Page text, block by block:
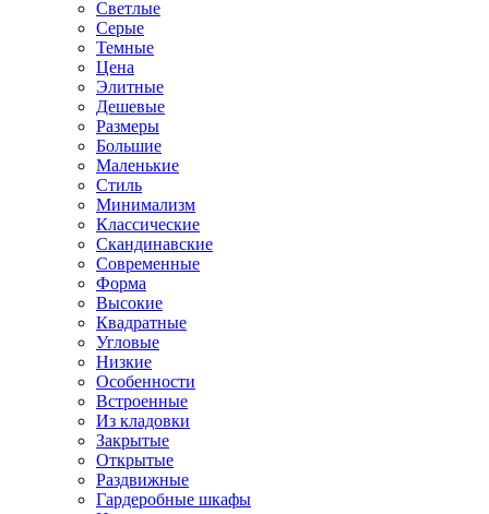
Светлые
Серые
Темные
Цена
Элитные
Дешевые
Размеры
Большие
Маленькие
Стиль
Минимализм
Классические
Скандинавские
Современные
Форма
Высокие
Квадратные
Угловые
Низкие
Особенности
Встроенные
Из кладовки
Закрытые
Открытые
Раздвижные
Гардеробные шкафы